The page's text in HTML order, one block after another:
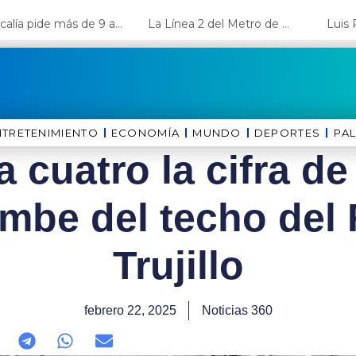
Fiscalía pide más de 9 años de cárcel para el diputado de oposición Harvey Colchado La Línea 2 del Metro de Lima y el Ramal 4 alcanzan un avance del 80%
ECONOMÍA MUNDO DEPORTES
cuatro la cifra
del techo del
Trujillo
febrero 22, 2025 Noticias 360